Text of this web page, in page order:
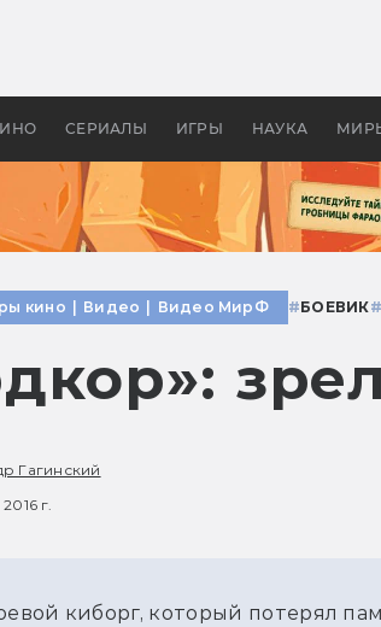
СЕРИАЛЫ ИГРЫ НАУКА
апокалипсис, в
кино Видео Видео МирФ #БОЕВИК#
Гагинский
г.
киборг, который потерял